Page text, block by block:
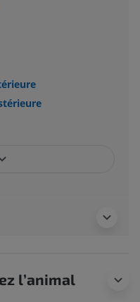
l’animal